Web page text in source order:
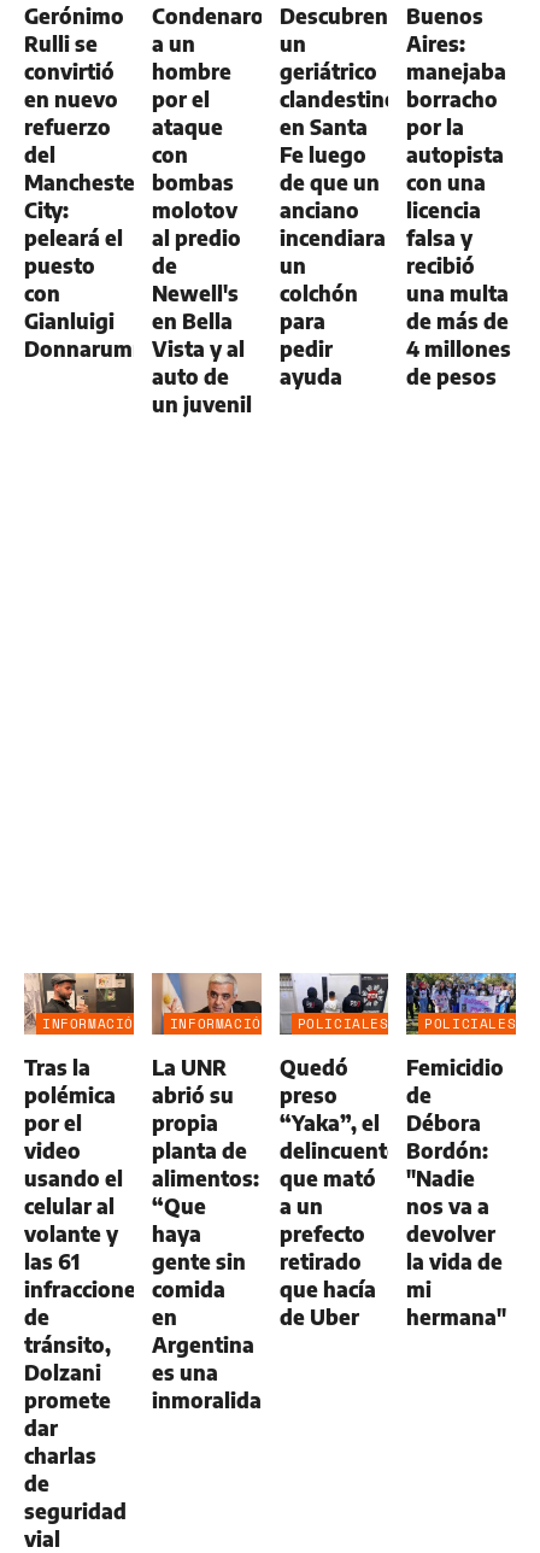
Gerónimo
Rulli se
convirtió
en nuevo
refuerzo
del
Manchester
City:
peleará el
puesto
con
Gianluigi
Donnarumma
Condenaron
a un
hombre
por el
ataque
con
bombas
molotov
al predio
de
Newell's
en Bella
Vista y al
auto de
un juvenil
Descubren
un
geriátrico
clandestino
en Santa
Fe luego
de que un
anciano
incendiara
un
colchón
para
pedir
ayuda
Buenos
Aires:
manejaba
borracho
por la
autopista
con una
licencia
falsa y
recibió
una multa
de más de
4 millones
de pesos
INFORMACIÓN
Tras la
polémica
por el
video
usando el
celular al
volante y
las 61
infracciones
de
tránsito,
Dolzani
promete
dar
charlas
de
seguridad
vial
INFORMACIÓN
La UNR
abrió su
propia
planta de
alimentos:
“Que
haya
gente sin
comida
en
Argentina
es una
inmoralidad”
POLICIALES
Quedó
preso
“Yaka”, el
delincuente
que mató
a un
prefecto
retirado
que hacía
de Uber
POLICIALES
Femicidio
de
Débora
Bordón:
"Nadie
nos va a
devolver
la vida de
mi
hermana"